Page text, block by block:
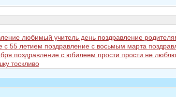
любимый учитель день поздравление
с 55 летием поздравление с восьмым марта
поздравление с юбилеем прости прости не
тоскливо